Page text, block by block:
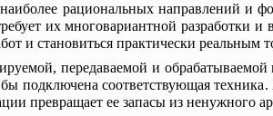
рациональных направлений и
их многовариантной разработки
и становиться практически
передаваемой и
подключена соответствующая
превращает ее запасы из ненужного